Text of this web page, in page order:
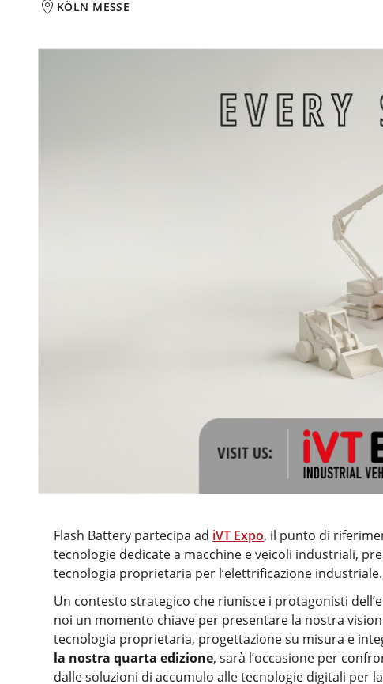
KÖLN MESSE
Flash Battery partecipa ad iVT Expo, il punto di
tecnologie dedicate a macchine e veicoli industriali,
tecnologia proprietaria per l’elettrificazione industriale.
Un contesto strategico che riunisce i protagonisti
noi un momento chiave per presentare la nostra
tecnologia proprietaria, progettazione su misura e
la nostra quarta edizione, sarà l’occasione per
dalle soluzioni di accumulo alle tecnologie digitali per